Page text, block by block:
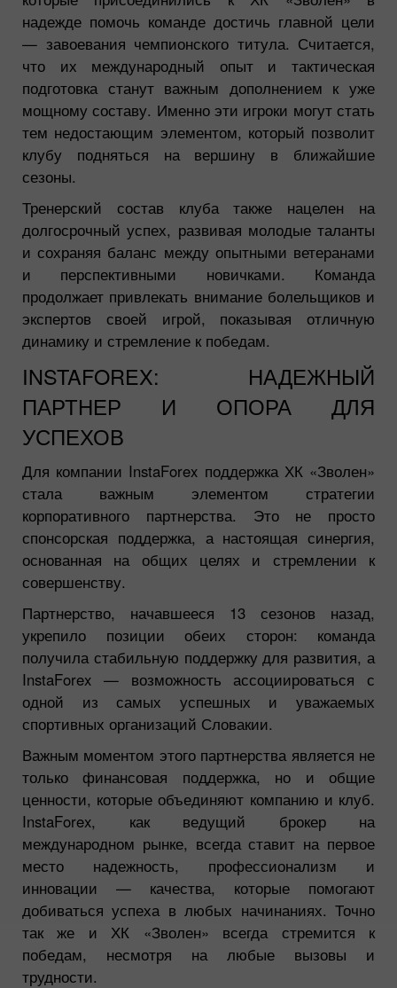
надежде помочь команде достичь главной цели
— завоевания чемпионского титула. Считается,
что их международный опыт и тактическая
подготовка станут важным дополнением к уже
мощному составу. Именно эти игроки могут стать
тем недостающим элементом, который позволит
клубу подняться на вершину в ближайшие
сезоны.
Тренерский состав клуба также нацелен на
долгосрочный успех, развивая молодые таланты
и сохраняя баланс между опытными ветеранами
и перспективными новичками. Команда
продолжает привлекать внимание болельщиков и
экспертов своей игрой, показывая отличную
динамику и стремление к победам.
INSTAFOREX: НАДЕЖНЫЙ
ПАРТНЕР И ОПОРА ДЛЯ
УСПЕХОВ
Для компании InstaForex поддержка ХК «Зволен»
стала важным элементом стратегии
корпоративного партнерства. Это не просто
спонсорская поддержка, а настоящая синергия,
основанная на общих целях и стремлении к
совершенству.
Партнерство, начавшееся 13 сезонов назад,
укрепило позиции обеих сторон: команда
получила стабильную поддержку для развития, а
InstaForex — возможность ассоциироваться с
одной из самых успешных и уважаемых
спортивных организаций Словакии.
Важным моментом этого партнерства является не
только финансовая поддержка, но и общие
ценности, которые объединяют компанию и клуб.
InstaForex, как ведущий брокер на
международном рынке, всегда ставит на первое
место надежность, профессионализм и
инновации — качества, которые помогают
добиваться успеха в любых начинаниях. Точно
так же и ХК «Зволен» всегда стремится к
победам, несмотря на любые вызовы и
трудности.